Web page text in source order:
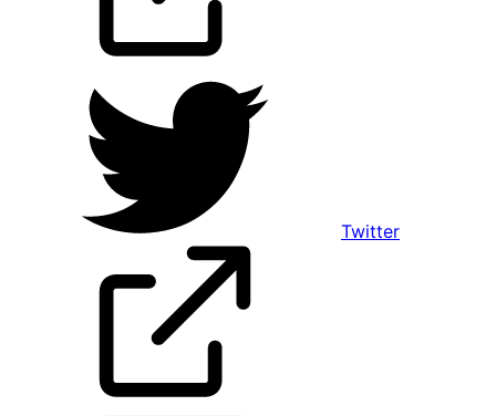
Twitter